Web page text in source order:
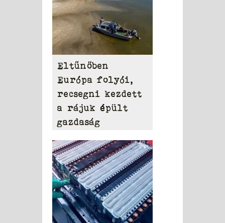
Eltűnőben
Európa folyói,
recsegni kezdett
a rájuk épült
gazdaság